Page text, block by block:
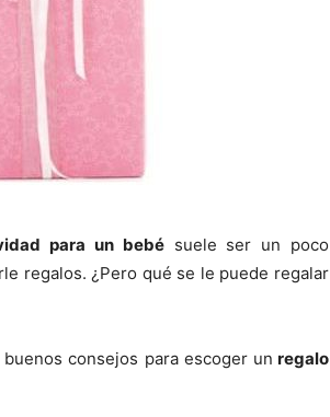
para un bebésuele ser un poco
regalos. ¿Pero qué se le puede regalar
consejos para escoger un regalo